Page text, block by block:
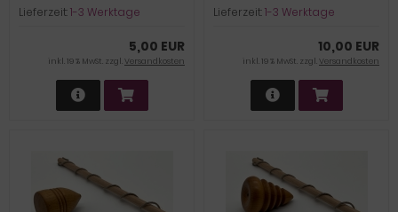
Lieferzeit:1-3 Werktage
5,00 EUR
inkl. 19 % MwSt. zzgl.Versandkosten
Lieferzeit:1-3 Werktage
10,00 EUR
inkl. 19 % MwSt. zzgl.Versandkosten